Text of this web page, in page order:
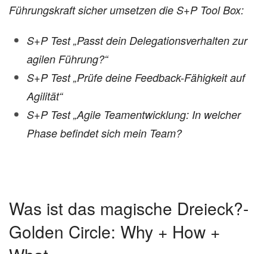
Führungskraft sicher umsetzen die S+P Tool Box:
S+P Test „Passt dein Delegationsverhalten zur
agilen Führung?“
S+P Test „Prüfe deine Feedback-Fähigkeit auf
Agilität“
S+P Test „Agile Teamentwicklung: In welcher
Phase befindet sich mein Team?
Was ist das magische Dreieck?-
Golden Circle: Why + How +